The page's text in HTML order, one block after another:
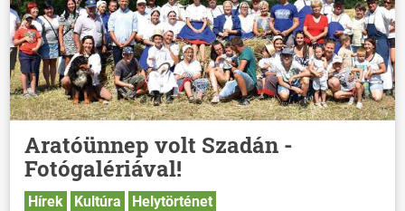
HÍREK
VÁLASZTÁSOK
Aratóünnep volt Szadán -
Fotógalériával!
Hírek Kultúra Helytörténet